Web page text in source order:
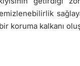
koruma kalkanı